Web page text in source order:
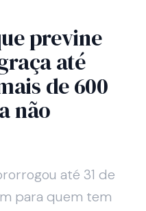
previne
até
de 600
não
até 31 de
para quem tem